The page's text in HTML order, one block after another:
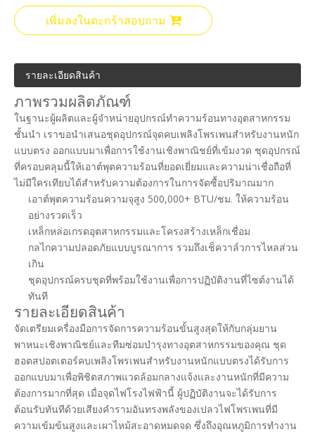
เพิ่มลงในตะกร้าสอบถาม
รายละเอียดสินค้า
ภาพรวมผลิตภัณฑ์
ในฐานะผู้ผลิตและผู้จำหน่ายอุปกรณ์ทำความร้อนทางอุตสาหกรรม
ชั้นนำ เราขอนำเสนอชุดอุปกรณ์จุดคบเพลิงโพรเพนสำหรับงานหนัก
แบบตรง ออกแบบมาเพื่อการใช้งานเชิงพาณิชย์ที่เข้มงวด ชุดอุปกรณ์
ที่ครอบคลุมนี้ให้เอาต์พุตความร้อนที่ยอดเยี่ยมและความน่าเชื่อถือที่
ไม่มีใครเทียบได้สำหรับความต้องการในการจัดซื้อปริมาณมาก
เอาต์พุตความร้อนความจุสูง 500,000+ BTU/ชม. ให้ความร้อน
อย่างรวดเร็ว
เหล็กหล่อเกรดอุตสาหกรรมและโครงสร้างเหล็กเชื่อม
กลไกความปลอดภัยแบบบูรณาการ รวมถึงเช็ควาล์วการไหลส่วน
เกิน
ชุดอุปกรณ์ครบชุดที่พร้อมใช้งานเพื่อการปฏิบัติงานที่ไซต์งานได้
ทันที
รายละเอียดสินค้า
จัดเตรียมเครื่องมือการจัดการความร้อนขั้นสูงสุดให้กับกลุ่มยาน
พาหนะเชิงพาณิชย์และทีมซ่อมบำรุงทางอุตสาหกรรมของคุณ ชุด
ฮอตสปอตเตอร์คบเพลิงโพรเพนสำหรับงานหนักแบบตรงได้รับการ
ออกแบบมาเพื่อพิชิตสภาพแวดล้อมกลางแจ้งและงานหนักที่มีความ
ต้องการมากที่สุด เมื่อจุดไฟโรงไฟฟ้านี้ ผู้ปฏิบัติงานจะได้รับการ
ต้อนรับทันทีด้วยเสียงคำรามอันทรงพลังของเปลวไฟโพรเพนที่มี
ความเข้มข้นสูงและเผาไหม้สะอาดหมดจด ซึ่งถึงอุณหภูมิการทำงาน